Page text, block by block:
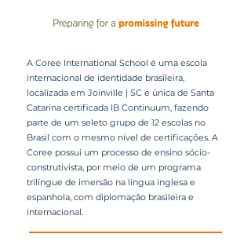
A Coree International School é uma escola
internacional de identidade brasileira,
localizada em Joinville | SC e única de Santa
Catarina certificada IB Continuum, fazendo
parte de um seleto grupo de 12 escolas no
Brasil com o mesmo nível de certificações. A
Coree possui um processo de ensino sócio-
construtivista, por meio de um programa
trilíngue de imersão na língua inglesa e
espanhola, com diplomação brasileira e
internacional.